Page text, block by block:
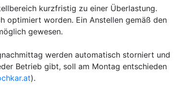
kurzfristig zu einer Überlastung.
optimiert worden. Ein Anstellen gemäß den
gewesen.
werden automatisch storniert und
Betrieb gibt, soll am Montag entschieden
).